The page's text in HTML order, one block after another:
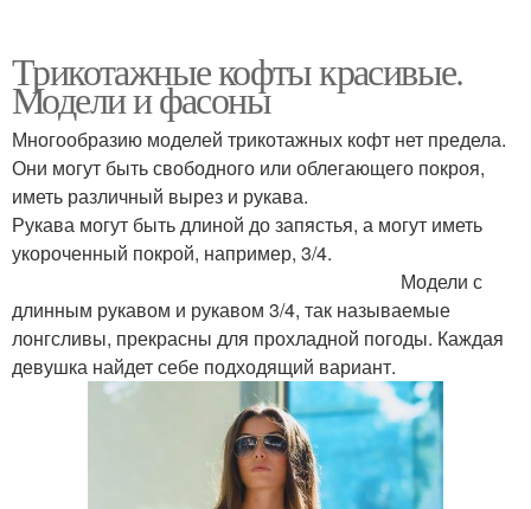
Трикотажные кофты красивые.
Модели и фасоны
Многообразию моделей трикотажных кофт нет предела.
Они могут быть свободного или облегающего покроя,
иметь различный вырез и рукава.
Рукава могут быть длиной до запястья, а могут иметь
укороченный покрой, например, 3/4.
Модели с
длинным рукавом и рукавом 3/4, так называемые
лонгсливы, прекрасны для прохладной погоды. Каждая
девушка найдет себе подходящий вариант.